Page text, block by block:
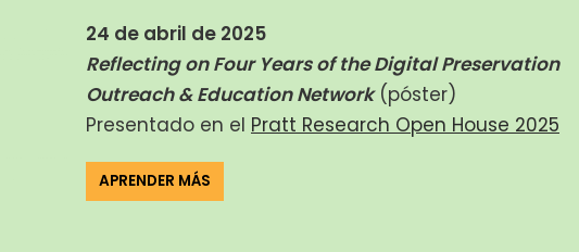
24 de abril de 2025
Reflecting on Four Years of the Digital Preservation
Outreach & Education Network (póster)
Presentado en el Pratt Research Open House 2025
APRENDER MÁS